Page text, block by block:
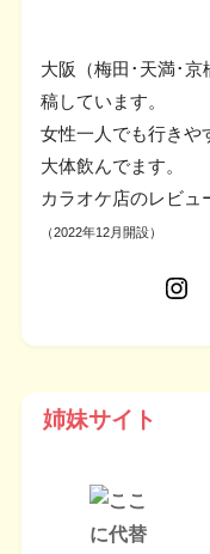
大阪（梅田･天満･
稿しています。
女性一人でも行きや
大体飲んでます。
カラオケ店のレビュ
（2022年12月開設）
姉妹サイト